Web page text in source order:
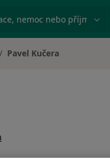
nemoc nebo příjmení
města
Pavel Kučera